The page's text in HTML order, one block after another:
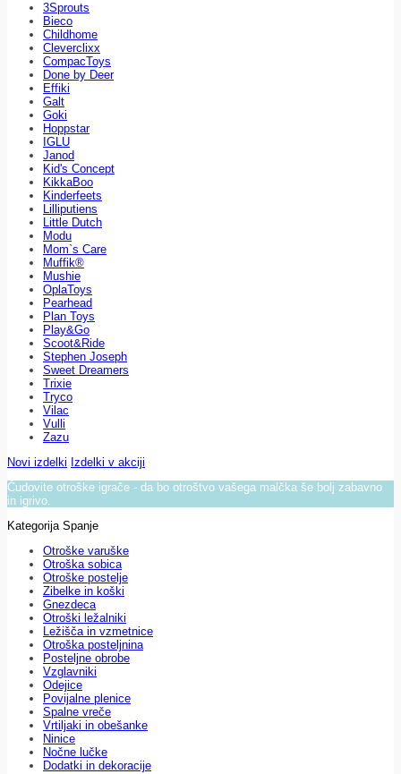
3Sprouts
Bieco
Childhome
Cleverclixx
CompacToys
Done by Deer
Effiki
Galt
Goki
Hoppstar
IGLU
Janod
Kid's Concept
KikkaBoo
Kinderfeets
Lilliputiens
Little Dutch
Modu
Mom`s Care
Muffik®
Mushie
OplaToys
Pearhead
Plan Toys
Play&Go
Scoot&Ride
Stephen Joseph
Sweet Dreamers
Trixie
Tryco
Vilac
Vulli
Zazu
Novi izdelki Izdelki v akciji
Čudovite otroške igrače - da bo otroštvo vašega malčka še bolj zabavno
in igrivo.
Kategorija Spanje
Otroške varuške
Otroška sobica
Otroške postelje
Zibelke in koški
Gnezdeca
Otroški ležalniki
Ležišča in vzmetnice
Otroška posteljnina
Posteljne obrobe
Vzglavniki
Odejice
Povijalne plenice
Spalne vreče
Vrtiljaki in obešanke
Ninice
Nočne lučke
Dodatki in dekoracije